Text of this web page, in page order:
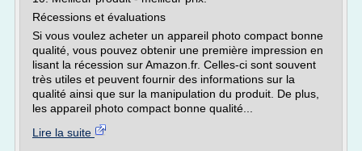
Récessions et évaluations
Si vous voulez acheter un appareil photo compact bonne
qualité, vous pouvez obtenir une première impression en
lisant la récession sur Amazon.fr. Celles-ci sont souvent
très utiles et peuvent fournir des informations sur la
qualité ainsi que sur la manipulation du produit. De plus,
les appareil photo compact bonne qualité...
Lire la suite